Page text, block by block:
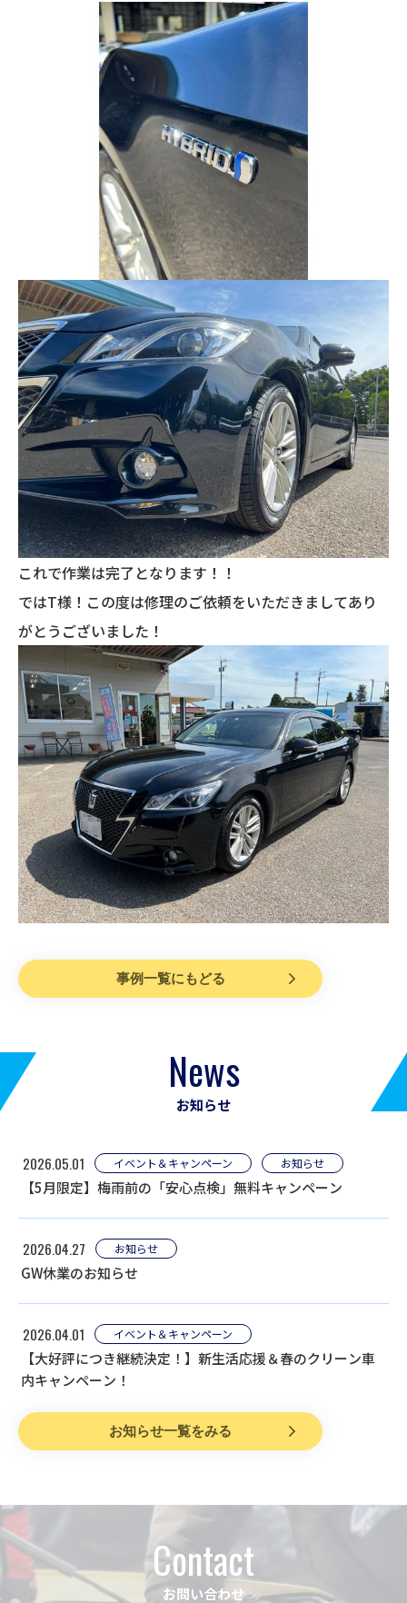
これで作業は完了となります！！
ではT様！この度は修理のご依頼をいただきましてあり
がとうございました！
事例一覧にもどる
News
お知らせ
2026.05.01 イベント＆キャンペーン お知らせ
【5月限定】梅雨前の「安心点検」無料キャンペーン
2026.04.27 お知らせ
GW休業のお知らせ
2026.04.01 イベント＆キャンペーン
【大好評につき継続決定！】新生活応援＆春のクリーン車
内キャンペーン！
お知らせ一覧をみる
Contact
お問い合わせ